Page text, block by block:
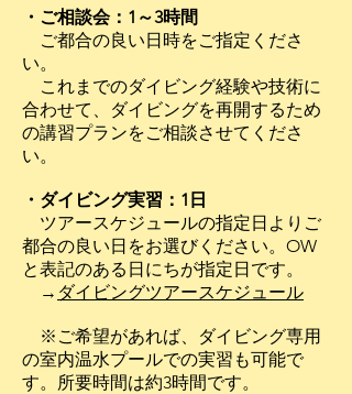
・ご相談会：1～3時間
​ ご都合の良い日時をご指定くださ
い。
これまでのダイビング経験や技術に
合わせて、ダイビングを再開するため
の講習プランをご相談させてくださ
い。
・ダイビング実習：1日
ツアースケジュールの指定日よりご
都合の良い日をお選びください。OW
と表記のある日にちが指定日です。
​ → ダイビングツアースケジュール
※ご希望があれば、ダイビング専用
の室内温水プールでの実習も可能で
す。所要時間は約3時間です。